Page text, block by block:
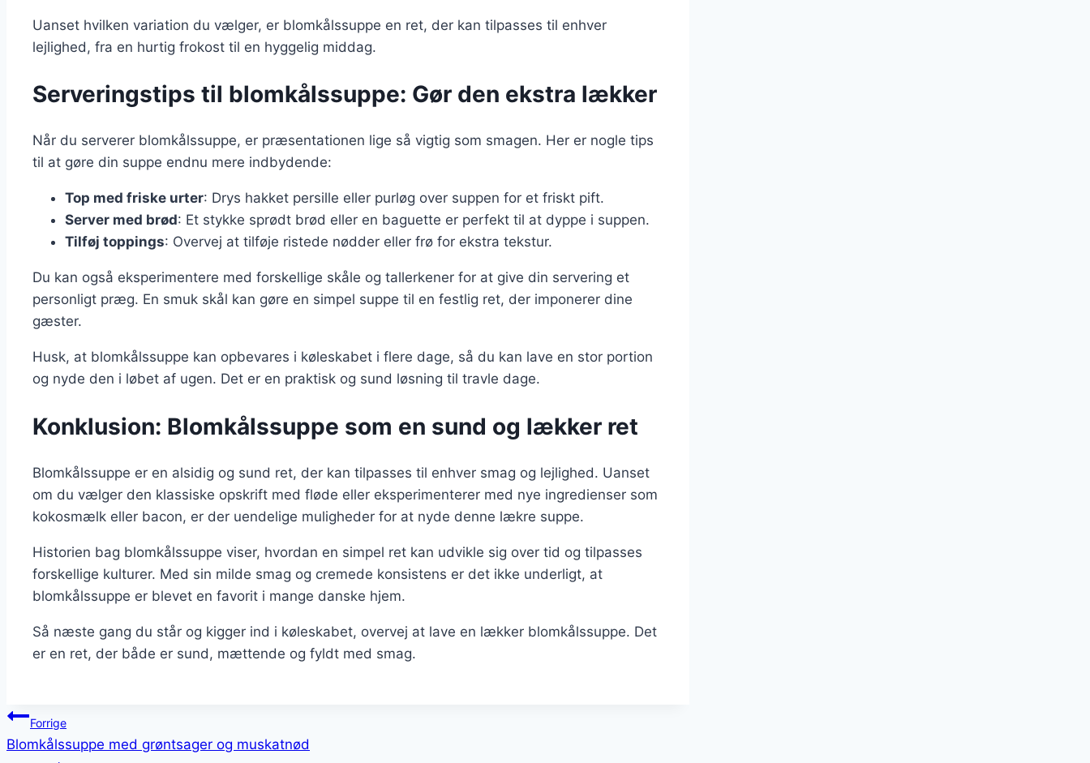
Uanset hvilken variation du vælger, er blomkålssuppe en ret, der kan tilpasses til enhver
lejlighed, fra en hurtig frokost til en hyggelig middag.
Serveringstips til blomkålssuppe: Gør den ekstra lækker
Når du serverer blomkålssuppe, er præsentationen lige så vigtig som smagen. Her er nogle tips
til at gøre din suppe endnu mere indbydende:
Top med friske urter: Drys hakket persille eller purløg over suppen for et friskt pift.
Server med brød: Et stykke sprødt brød eller en baguette er perfekt til at dyppe i suppen.
Tilføj toppings: Overvej at tilføje ristede nødder eller frø for ekstra tekstur.
Du kan også eksperimentere med forskellige skåle og tallerkener for at give din servering et
personligt præg. En smuk skål kan gøre en simpel suppe til en festlig ret, der imponerer dine
gæster.
Husk, at blomkålssuppe kan opbevares i køleskabet i flere dage, så du kan lave en stor portion
og nyde den i løbet af ugen. Det er en praktisk og sund løsning til travle dage.
Konklusion: Blomkålssuppe som en sund og lækker ret
Blomkålssuppe er en alsidig og sund ret, der kan tilpasses til enhver smag og lejlighed. Uanset
om du vælger den klassiske opskrift med fløde eller eksperimenterer med nye ingredienser som
kokosmælk eller bacon, er der uendelige muligheder for at nyde denne lækre suppe.
Historien bag blomkålssuppe viser, hvordan en simpel ret kan udvikle sig over tid og tilpasses
forskellige kulturer. Med sin milde smag og cremede konsistens er det ikke underligt, at
blomkålssuppe er blevet en favorit i mange danske hjem.
Så næste gang du står og kigger ind i køleskabet, overvej at lave en lækker blomkålssuppe. Det
er en ret, der både er sund, mættende og fyldt med smag.
Indlægsnavigation
Forrige
Blomkålssuppe med grøntsager og muskatnød